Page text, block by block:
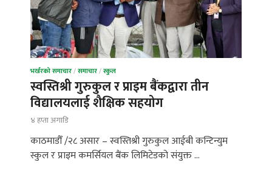
भर्खरको समाचार/समाचार/स्कुल
स्वस्तिश्री गुरुकुल र प्राइम बैंकद्वारा तीन
विद्यालयलाई शैक्षिक सहयोग
४ हप्ता अगाडि
काठमाडौँ /२८ असार – स्वस्तिश्री गुरुकुल आईबी कन्टिन्युम
स्कुल र प्राइम कमर्सियल बैंक लिमिटेडको संयुक्त …